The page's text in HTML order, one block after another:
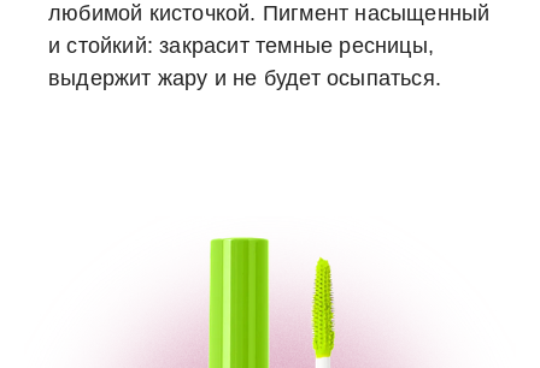
любимой кисточкой. Пигмент насыщенный
и стойкий: закрасит темные ресницы,
выдержит жару и не будет осыпаться.